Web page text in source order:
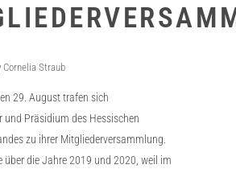
Cornelia Straub
29. August trafen sich
und Präsidium des Hessischen
zu ihrer Mitgliederversammlung.
über die Jahre 2019 und 2020, weil im